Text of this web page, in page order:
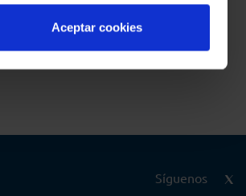
Aceptar cookies
no
Síguenos